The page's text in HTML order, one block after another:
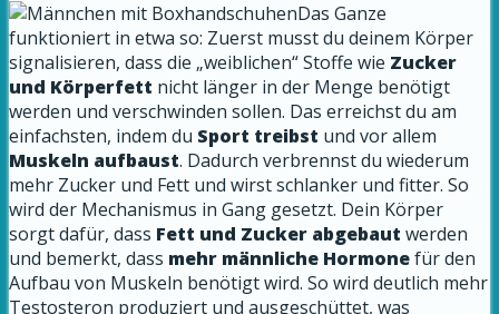
Das Ganze
funktioniert in etwa so: Zuerst musst du deinem Körper
signalisieren, dass die „weiblichen“ Stoffe wie Zucker
und Körperfett nicht länger in der Menge benötigt
werden und verschwinden sollen. Das erreichst du am
einfachsten, indem du Sport treibst und vor allem
Muskeln aufbaust. Dadurch verbrennst du wiederum
mehr Zucker und Fett und wirst schlanker und fitter. So
wird der Mechanismus in Gang gesetzt. Dein Körper
sorgt dafür, dass Fett und Zucker abgebaut werden
und bemerkt, dass mehr männliche Hormonefür den
Aufbau von Muskeln benötigt wird. So wird deutlich mehr
Testosteron produziert und ausgeschüttet, was